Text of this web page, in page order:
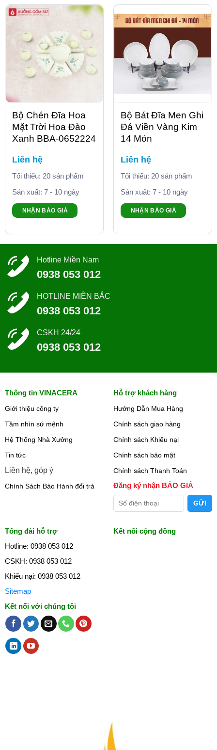
Bộ Chén Đĩa Hoa
Mặt Trời Hoa Đào
Xanh BBA-0652224
Liên hệ
Tối thiểu: 20 sản phẩm
Sản xuất: 7 - 10 ngày
NHẬN BÁO GIÁ
Bộ Bát Đĩa Men Ghi
Đá Viền Vàng Kim
14 Món
Liên hệ
Tối thiểu: 20 sản phẩm
Sản xuất: 7 - 10 ngày
NHẬN BÁO GIÁ
Hotline Miền Nam
0938 053 012
HOTLINE MIỀN BẮC
0938 053 012
CSKH 24/24
0938 053 012
Thông tin VINACERA
Giới thiệu công ty
Tầm nhìn sứ mệnh
Hệ Thống Nhà Xưởng
Tin tức
Liên hệ, góp ý
Chính Sách Bảo Hành đổi trả
Hỗ trợ khách hàng
Hướng Dẫn Mua Hàng
Chính sách giao hàng
Chính sách Khiếu nại
Chính sách bảo mật
Chính sách Thanh Toán
Đăng ký nhận BÁO GIÁ
Tổng đài hỗ trợ
Hotline: 0938 053 012
CSKH: 0938 053 012
Khiếu nại: 0938 053 012
Sitemap
Kết nối với chúng tôi
Kết nối cộng đồng